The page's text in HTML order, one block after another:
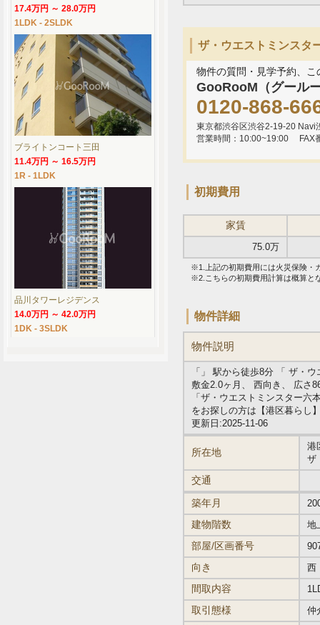
ザ・ウエストミンスタ
物件の質問・見学予約、
GooRooM（グール
0120-868-
東京都渋谷区渋谷2-19-20 Navi
営業時間：10:00~19:00
FAX
初期費用
家賃
75.0万
※1.上記の初期費用には火災保険・
※2.こちらの初期費用計算は概算と
物件詳細
物件説明
「」 駅から徒歩8分 「 ザ・
敷金2.0ヶ月、 西向き、 広さ
「ザ・ウエストミンスター
をお探しの方は【港区暮らし
更新日:2025-11-06
所在地
港
ザ
交通
築年月
建物階数 地
部屋/区画番号
向き 西
間取内容
取引態様 仲
17.4万円 ～ 28.0万円
1LDK - 2SLDK
ブライトンコート三田
11.4万円 ～ 16.5万円
1R - 1LDK
品川タワーレジデンス
14.0万円 ～ 42.0万円
1DK - 3SLDK